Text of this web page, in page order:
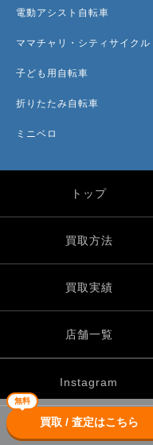
無料
買取 / 査定はこちら
電動アシスト自転車
ママチャリ・シティサイクル
子ども用自転車
折りたたみ自転車
ミニベロ
トップ
買取方法
買取実績
店舗一覧
Instagram
TikTok